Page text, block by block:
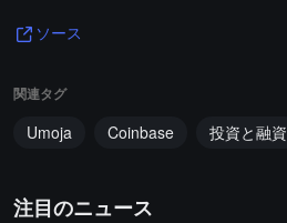
ソース
関連タグ
Umoja Coinbase 投資と融資
注目のニュース